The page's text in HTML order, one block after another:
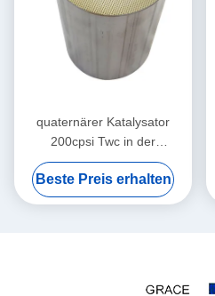
quaternärer Katalysator
200cpsi Twc in der
Automobil-Katalysator-
Chemie
Beste Preis erhalten